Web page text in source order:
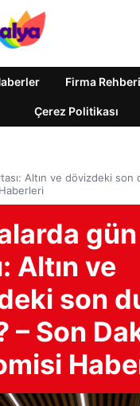
Firma Rehberi
Çerez Politikası
Altın ve dövizdeki son
gün
Altın ve
son
– Son